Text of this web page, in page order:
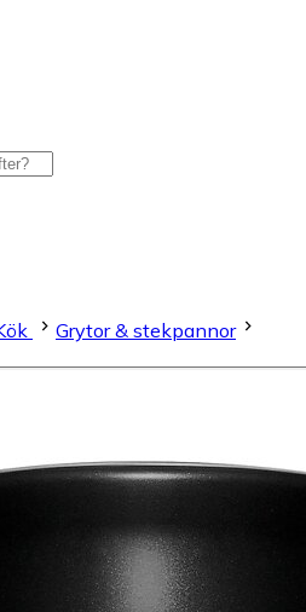
Grytor & stekpannor